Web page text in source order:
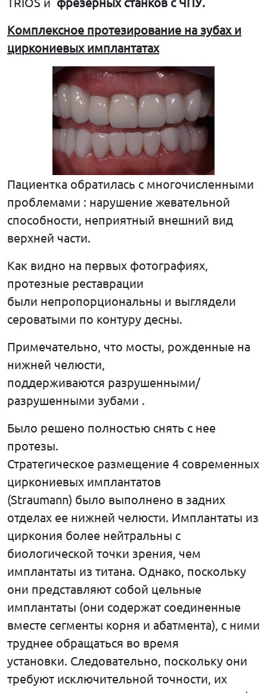
Комплексное протезирование на зубах и
циркониевых имплантатах
Пациентка обратилась с многочисленными
проблемами : нарушение жевательной
способности, неприятный внешний вид
верхней части.
Как видно на первых фотографиях,
протезные реставрации
были непропорциональны и выглядели
сероватыми по контуру десны.
Примечательно, что мосты, рожденные на
нижней челюсти,
поддерживаются разрушенными/
разрушенными зубами .
Было решено полностью снять с нее
протезы.
Стратегическое размещение 4 современных
циркониевых имплантатов
(Straumann) было выполнено в задних
отделах ее нижней челюсти. Имплантаты из
циркония более нейтральны с
биологической точки зрения, чем
имплантаты из титана. Однако, поскольку
они представляют собой цельные
имплантаты (они содержат соединенные
вместе сегменты корня и абатмента), с ними
труднее обращаться во время
установки. Следовательно, поскольку они
требуют исключительной точности, их